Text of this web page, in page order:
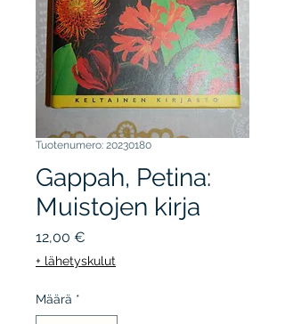
Tuotenumero: 20230180
Gappah, Petina:
Muistojen kirja
12,00 €
+ lähetyskulut
Määrä *